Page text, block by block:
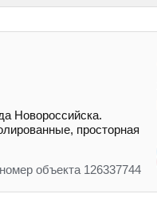
Новороссийска.
просторная
номер объекта 126337744